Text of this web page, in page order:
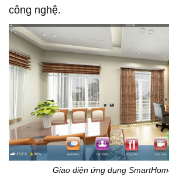
công nghệ.
Giao diện ứng dụng